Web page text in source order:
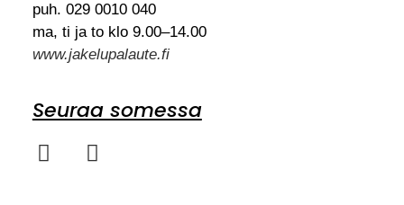
puh. 029 0010 040
ma, ti ja to klo 9.00–14.00
www.jakelupalaute.fi
Seuraa somessa